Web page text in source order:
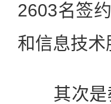
2603名签
和信息技术
其次是教